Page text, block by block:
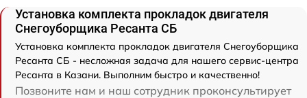
Установка комплекта прокладок двигателя
Снегоуборщика Ресанта СБ
Установка комплекта прокладок двигателя Снегоуборщика
Ресанта СБ - несложная задача для нашего сервис-центра
Ресанта в Казани. Выполним быстро и качественно!
Позвоните нам и наш сотрудник проконсультирует